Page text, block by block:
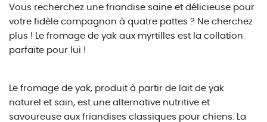
Vous recherchez une friandise saine et délicieuse pour
votre fidèle compagnon à quatre pattes ? Ne cherchez
plus ! Le fromage de yak aux myrtilles est la collation
parfaite pour lui !
Le fromage de yak, produit à partir de lait de yak
naturel et sain, est une alternative nutritive et
savoureuse aux friandises classiques pour chiens. La